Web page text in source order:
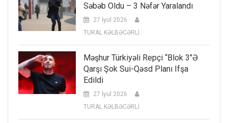
Səbəb Oldu – 3 Nəfər Yaralandı
27 İyul 2026
TURAL KƏLBƏCƏRLİ
Məşhur Türkiyəli Repçi “Blok 3″ə
Qarşı Şok Sui-Qəsd Planı Ifşa
Edildi
27 İyul 2026
TURAL KƏLBƏCƏRLİ